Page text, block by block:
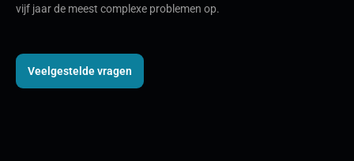
vijf jaar de meest complexe problemen op.
Veelgestelde vragen